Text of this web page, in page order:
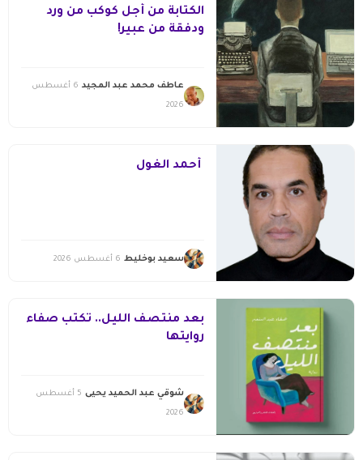
الكتابة من أجل كوكب من ورد
ودفقة من عبير!
عاطف محمد عبد المجيد 6 أغسطس
2026
أحمد الغول
سعيد بوخليط 6 أغسطس 2026
بعد منتصف الليل.. تكتب صفاء
روايتها
شوقي عبد الحميد يحيى 5 أغسطس
2026